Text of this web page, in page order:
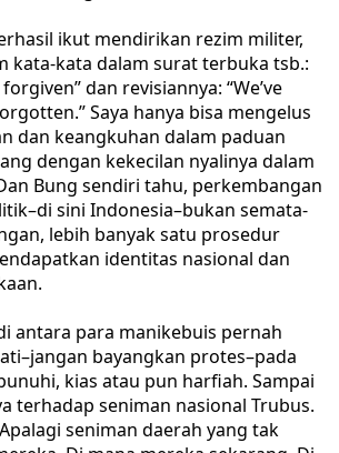
ikut mendirikan rezim militer,
kata-kata dalam surat terbuka tsb.:
dan revisiannya: “We’ve
Saya hanya bisa mengelus
dan keangkuhan dalam paduan
dengan kekecilan nyalinya dalam
Bung sendiri tahu, perkembangan
sini Indonesia–bukan semata-
lebih banyak satu prosedur
identitas nasional dan
antara para manikebuis pernah
bayangkan protes–pada
kias atau pun harfiah. Sampai
terhadap seniman nasional Trubus.
seniman daerah yang tak